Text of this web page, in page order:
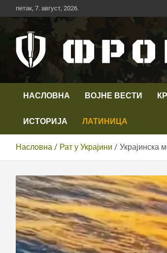
Скип
то
петак, 7. август, 2026.
Телевизија
НАСЛОВНА ВОЈНЕ ВЕСТИ
ИСТОРИЈА ЛАТИНИЦА
Насловна Рат у Украјини Украјинска